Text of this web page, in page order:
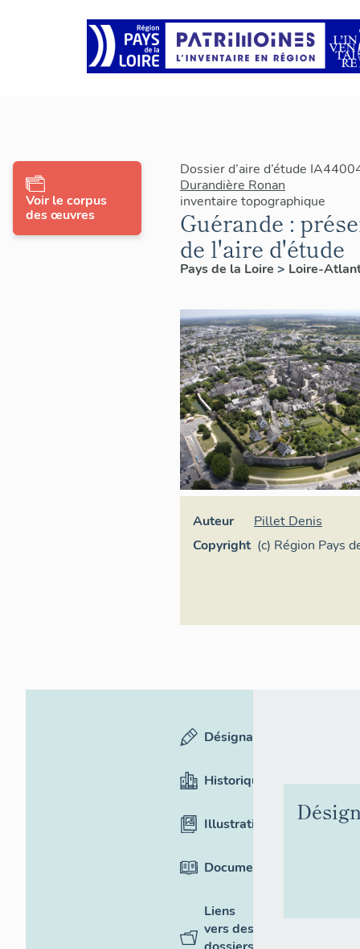
Dossier d’aire d’étude
Durandière Ronan
inventaire topographique
Guérande :
de l'aire d'étude
Pays de la Loire > Loire-
Auteur
Pillet Denis
Copyright (c) Région Pays
Voir le corpus
des œuvres
Désignation
Historique
Illustrations
Documentation
Liens
vers des